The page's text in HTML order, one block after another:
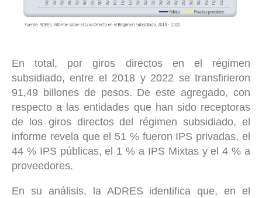
En total, por giros directos en el régimen
subsidiado, entre el 2018 y 2022 se transfirieron
91,49 billones de pesos. De este agregado, con
respecto a las entidades que han sido receptoras
de los giros directos del régimen subsidiado, el
informe revela que el 51 % fueron IPS privadas, el
44 % IPS públicas, el 1 % a IPS Mixtas y el 4 % a
proveedores.
En su análisis, la ADRES identifica que, en el